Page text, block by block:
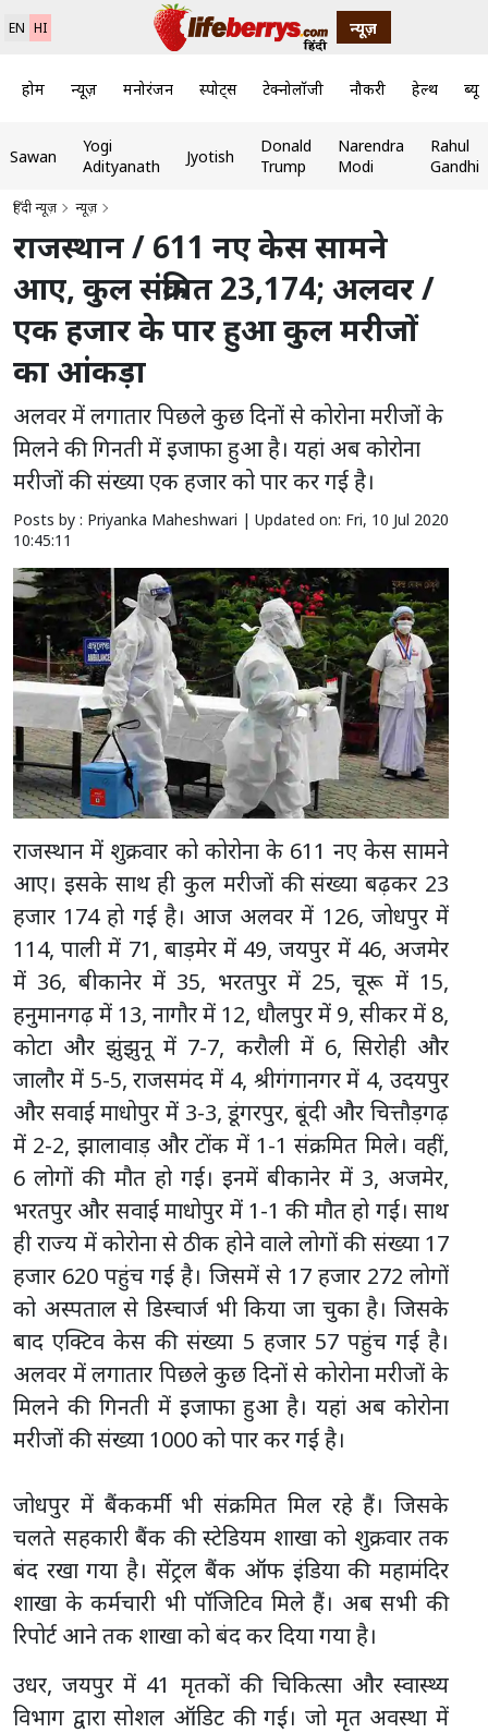
EN HI न्यूज़
होम न्यूज़ मनोरंजन स्पोर्ट्स टेक्नोलॉजी नौकरी हेल्थ
Sawan
Yogi
Adityanath
Jyotish
Donald
Trump
Narendra
Modi
Rahul
Gandhi
हिंदी न्यूज़ न्यूज़
राजस्थान / 611 नए केस सामने
आए, कुल संक्रमित 23,174; अलवर /
एक हजार के पार हुआ कुल मरीजों
का आंकड़ा
अलवर में लगातार पिछले कुछ दिनों से कोरोना मरीजों के
मिलने की गिनती में इजाफा हुआ है। यहां अब कोरोना
मरीजों की संख्या एक हजार को पार कर गई है।
Posts by : Priyanka Maheshwari | Updated on: Fri, 10 Jul 2020
10:45:11
राजस्थान में शुक्रवार को कोरोना के 611 नए केस सामने
आए। इसके साथ ही कुल मरीजों की संख्या बढ़कर 23
हजार 174 हो गई है। आज अलवर में 126, जोधपुर में
114, पाली में 71, बाड़मेर में 49, जयपुर में 46, अजमेर
में 36, बीकानेर में 35, भरतपुर में 25, चूरू में 15,
हनुमानगढ़ में 13, नागौर में 12, धौलपुर में 9, सीकर में 8,
कोटा और झुंझुनू में 7-7, करौली में 6, सिरोही और
जालौर में 5-5, राजसमंद में 4, श्रीगंगानगर में 4, उदयपुर
और सवाई माधोपुर में 3-3, डूंगरपुर, बूंदी और चित्तौड़गढ़
में 2-2, झालावाड़ और टोंक में 1-1 संक्रमित मिले। वहीं,
6 लोगों की मौत हो गई। इनमें बीकानेर में 3, अजमेर,
भरतपुर और सवाई माधोपुर में 1-1 की मौत हो गई। साथ
ही राज्य में कोरोना से ठीक होने वाले लोगों की संख्या 17
हजार 620 पहुंच गई है। जिसमें से 17 हजार 272 लोगों
को अस्पताल से डिस्चार्ज भी किया जा चुका है। जिसके
बाद एक्टिव केस की संख्या 5 हजार 57 पहुंच गई है।
अलवर में लगातार पिछले कुछ दिनों से कोरोना मरीजों के
मिलने की गिनती में इजाफा हुआ है। यहां अब कोरोना
मरीजों की संख्या 1000 को पार कर गई है।
जोधपुर में बैंककर्मी भी संक्रमित मिल रहे हैं। जिसके
चलते सहकारी बैंक की स्टेडियम शाखा को शुक्रवार तक
बंद रखा गया है। सेंट्रल बैंक ऑफ इंडिया की महामंदिर
शाखा के कर्मचारी भी पॉजिटिव मिले हैं। अब सभी की
रिपोर्ट आने तक शाखा को बंद कर दिया गया है।
उधर, जयपुर में 41 मृतकों की चिकित्सा और स्वास्थ्य
विभाग द्वारा सोशल ऑडिट की गई। जो मृत अवस्था में